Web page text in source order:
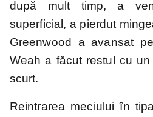
după mult timp, a
superficial, a pierdut
Greenwood a avansat
Weah a făcut restul cu
scurt.
Reintrarea meciului în